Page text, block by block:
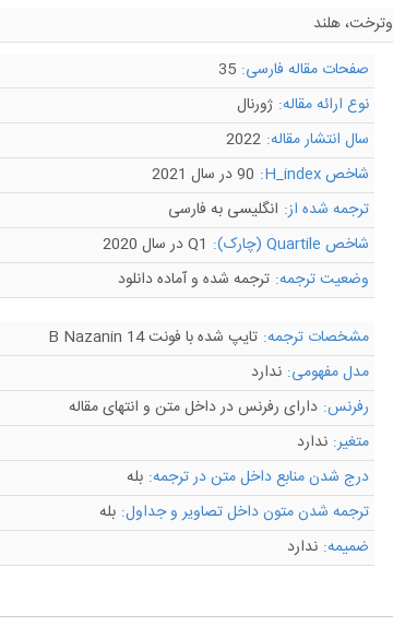
هلند
صفحات مقاله فارسی: 35
نوع ارائه مقاله: ژورنال
سال انتشار مقاله: 2022
شاخص H_index:
90 در سال 2021
ترجمه شده از: انگلیسی به فارسی
شاخص Quartile (چارک):
Q1 در سال 2020
وضعیت ترجمه: ترجمه شده و آماده دانلود
مشخصات ترجمه: تایپ شده با فونت B Nazanin 14
مدل مفهومی: ندارد
رفرنس: دارای رفرنس در داخل متن و انتهای مقاله
متغیر: ندارد
درج شدن منابع داخل متن در ترجمه: بله
ترجمه شدن متون داخل تصاویر و جداول: بله
ضمیمه: ندارد